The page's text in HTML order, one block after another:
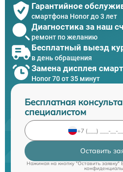
Гарантийное
смартфона Honor до 3 лет
Диагностика за наш
ремонт по желанию
Бесплатный выезд
в день обращения
Замена дисплея
Honor 70 от 35 минут
Бесплатная
специалистом
Оставить
Нажимая на кнопку "Оставить заявку"